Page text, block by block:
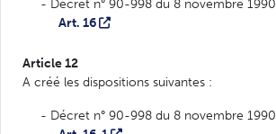
- Décret n° 90-998 du 8 novembre 1990
Art. 16
Article 12
A créé les dispositions suivantes :
- Décret n° 90-998 du 8 novembre 1990